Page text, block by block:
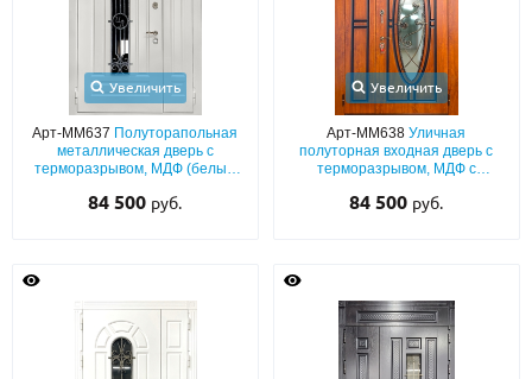
Увеличить
Арт-ММ637 Полуторапольная
металлическая дверь с
терморазрывом, МДФ (белый
ковкой с инициалами
84 500 руб.
Увеличить
Арт-ММ638Уличная
полуторная входная дверь с
терморазрывом, МДФ с
стеклопакетом и решёткой
84 500 руб.